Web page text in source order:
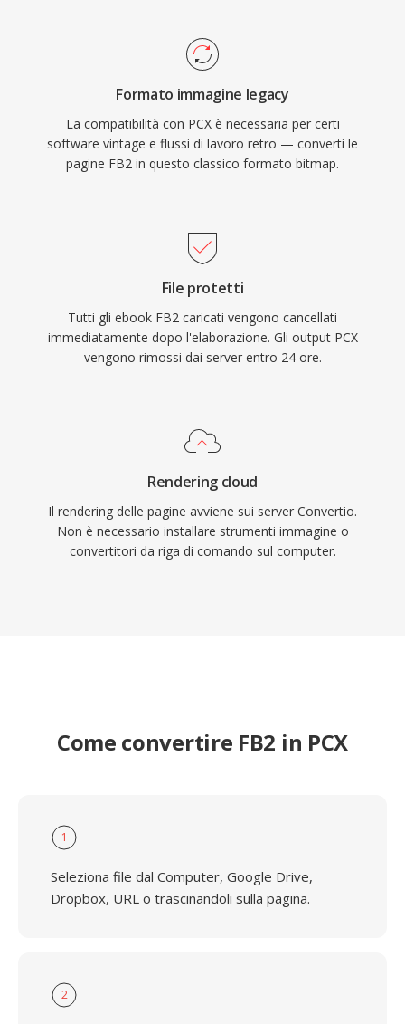
Formato immagine legacy
La compatibilità con PCX è necessaria per certi
software vintage e flussi di lavoro retro — converti le
pagine FB2 in questo classico formato bitmap.
File protetti
Tutti gli ebook FB2 caricati vengono cancellati
immediatamente dopo l'elaborazione. Gli output PCX
vengono rimossi dai server entro 24 ore.
Rendering cloud
Il rendering delle pagine avviene sui server Convertio.
Non è necessario installare strumenti immagine o
convertitori da riga di comando sul computer.
Come convertire FB2 in PCX
1
Seleziona file dal Computer, Google Drive,
Dropbox, URL o trascinandoli sulla pagina.
2